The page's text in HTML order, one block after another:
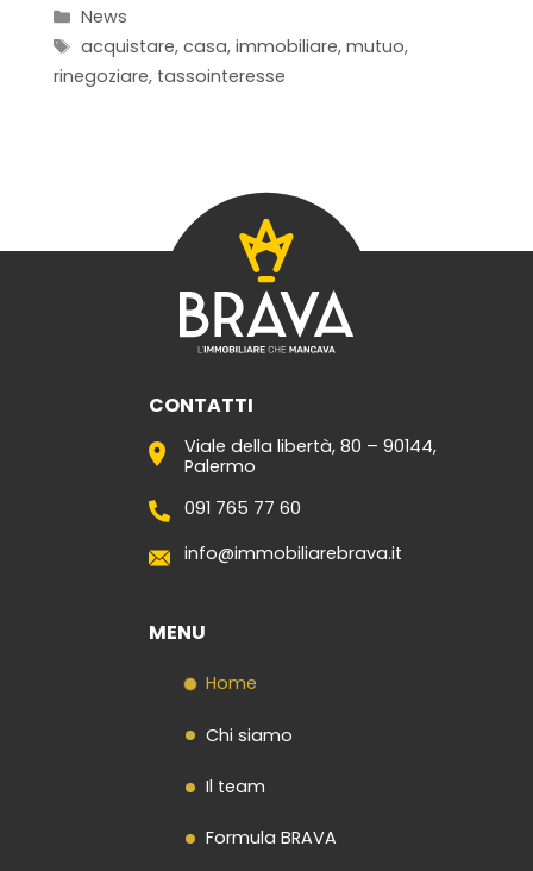
Formula BRAVA
I nostri immobili
Blog
Contatti
Categorie
News
Tag
acquistare,casa,immobiliare,mutuo,
rinegoziare, tassointeresse
CONTATTI
Viale della libertà, 80 – 90144,
Palermo
091 765 77 60
info@immobiliarebrava.it
MENU
Home
Chi siamo
Il team
Formula BRAVA